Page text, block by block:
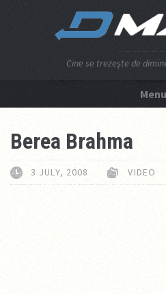
Cine se trezeşte de
Menu
Berea Brahma
3 JULY, 2008 VIDEO